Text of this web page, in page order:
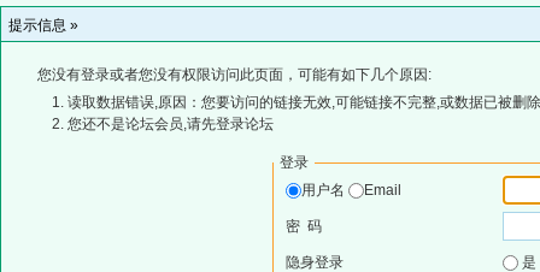
提示信息 »
您没有登录或者您没有权限访问此页面，可能有如下几个原因:
读取数据错误,原因：您要访问的链接无效,可能链接不完整,或数据已被删
您还不是论坛会员,请先登录论坛
登录
用户名
Email
密 码
隐身登录